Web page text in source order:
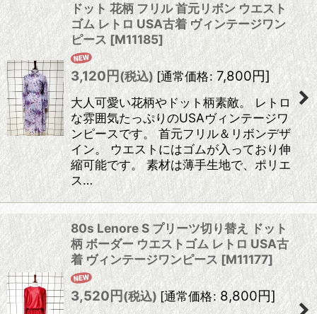
ドット 花柄 フリル 首元リボン ウエスト
ゴム レトロ USA古着 ヴィンテージワン
ピース [M11185]
3,120円(税込) [通常価格: 7,800円]
大人可愛い花柄やドット柄素敵。 レトロ
な雰囲気たっぷりのUSAヴィンテージワ
ンピースです。 首元フリル＆リボンデザ
イン。 ウエストにはゴムが入っており伸
縮可能です。 素材は薄手生地で、ポリエ
ス…
80s Lenore S プリーツ切り替え ドット
柄 ボーダー ウエストゴム レトロ USA古
着 ヴィンテージワンピース [M11177]
3,520円(税込) [通常価格: 8,800円]